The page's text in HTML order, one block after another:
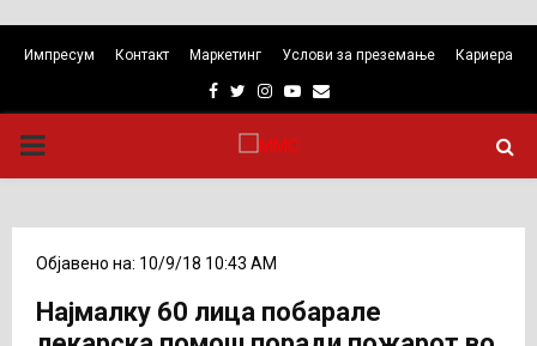
Импресум Контакт Маркетинг Услови за преземање Кариера
Facebook
TwitterInstagram
Youtube
Email
PRIMARY
Објавено на: 10/9/18 10:43 AM
Најмалку 60 лица побарале